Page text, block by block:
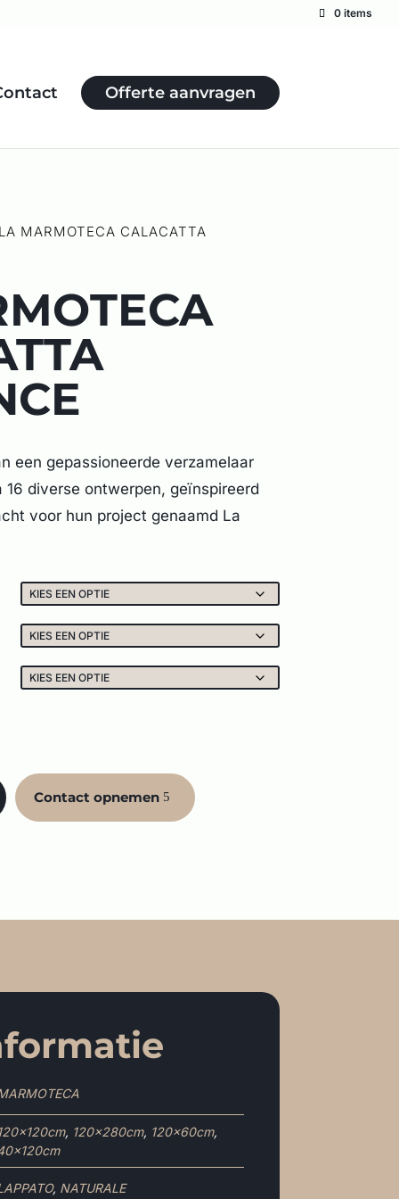
0 items
Offerte aanvragen
MARMOTECA CALACATTA
een gepassioneerde verzamelaar
16 diverse ontwerpen, geïnspireerd
voor hun project genaamd La
Contact opnemen
, 120x280cm, 120x60cm,
, NATURALE